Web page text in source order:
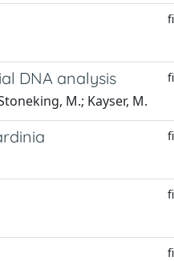
DNA analysis
M.; Kayser, M.